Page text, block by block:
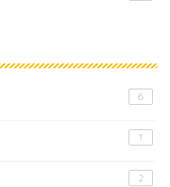
6
1
2